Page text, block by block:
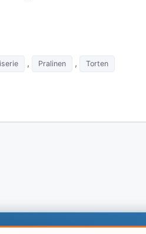
, Pralinen , Torten